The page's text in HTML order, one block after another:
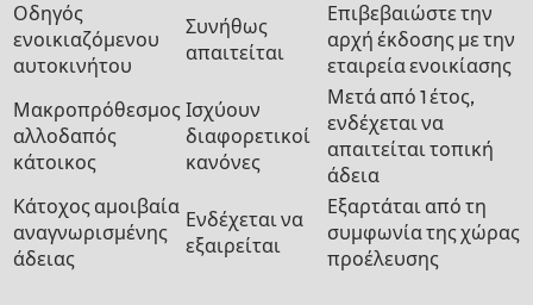
Οδηγός
ενοικιαζόμενου
αυτοκινήτου
Συνήθως
απαιτείται
Επιβεβαιώστε την
αρχή έκδοσης με την
εταιρεία ενοικίασης
Μακροπρόθεσμος
αλλοδαπός
κάτοικος
Ισχύουν
διαφορετικοί
κανόνες
Μετά από 1 έτος,
ενδέχεται να
απαιτείται τοπική
άδεια
Κάτοχος αμοιβαία
αναγνωρισμένης
άδειας
Ενδέχεται να
εξαιρείται
Εξαρτάται από τη
συμφωνία της χώρας
προέλευσης